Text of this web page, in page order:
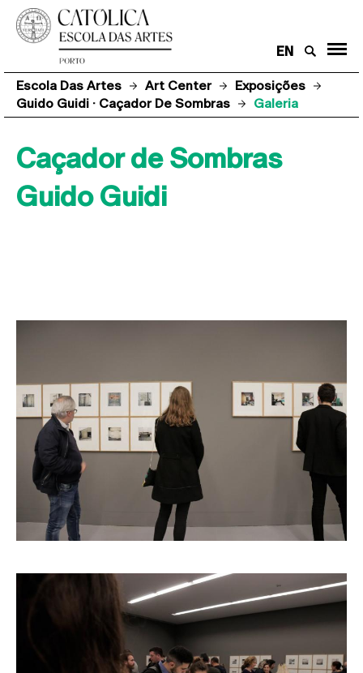
EN
Escola Das Artes Art Center
Exposições
Guido Guidi · Caçador De Sombras
Galeria
Caçador de Sombras
Guido Guidi